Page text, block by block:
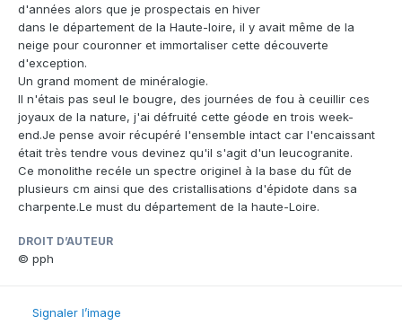
d'années alors que je prospectais en hiver
dans le département de la Haute-loire, il y avait même de la
neige pour couronner et immortaliser cette découverte
d'exception.
Un grand moment de minéralogie.
Il n'étais pas seul le bougre, des journées de fou à ceuillir ces
joyaux de la nature, j'ai défruité cette géode en trois week-
end.Je pense avoir récupéré l'ensemble intact car l'encaissant
était très tendre vous devinez qu'il s'agit d'un leucogranite.
Ce monolithe recéle un spectre originel à la base du fût de
plusieurs cm ainsi que des cristallisations d'épidote dans sa
charpente.Le must du département de la haute-Loire.
DROIT D’AUTEUR
© pph
Signaler l’image